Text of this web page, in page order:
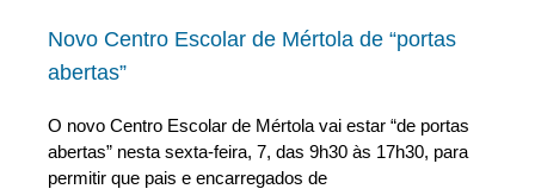
Novo Centro Escolar de Mértola de “portas
abertas”
O novo Centro Escolar de Mértola vai estar “de portas
abertas” nesta sexta-feira, 7, das 9h30 às 17h30, para
permitir que pais e encarregados de